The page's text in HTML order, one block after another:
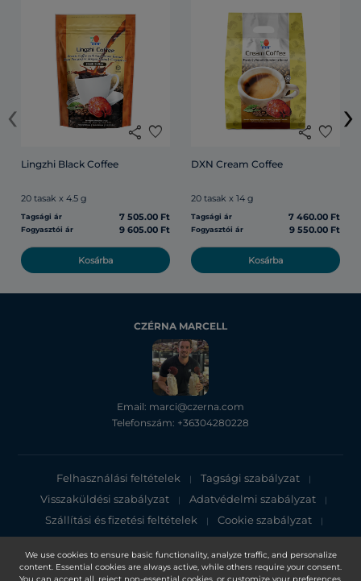
We use cookies to ensure basic functionality, analyze traffic, and personalize
content. Essential cookies are always active, while others require your consent.
share favorite
Lingzhi Black Coffee
20 tasak x 4.5 g
Tagsági ár 7 505.00 Ft
Fogyasztói ár 9 605.00 Ft
Kosárba
share favorite
DXN Cream Coffee
20 tasak x 14 g
Tagsági ár 7 460.00 Ft
Fogyasztói ár 9 550.00 Ft
Kosárba
‹ ›
CZÉRNA MARCELL
Email: marci@czerna.com
Telefonszám: +36304280228
Felhasználási feltételek | Tagsági szabályzat |
Visszaküldési szabályzat | Adatvédelmi szabályzat |
Szállítási és fizetési feltételek | Cookie szabályzat |
Adatvédelmi tájékoztató
Copyright 2025, DXN Holdings Bhd. 199501033918 (363120-V)